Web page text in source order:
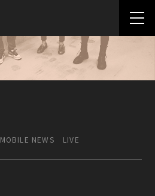
MOBILE NEWS LIVE